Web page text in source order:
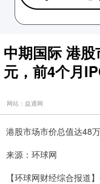
中期国际 港
元，前4个月
网站：益通网
港股市场市价总值达48
来源：环球网
【环球网财经综合报道